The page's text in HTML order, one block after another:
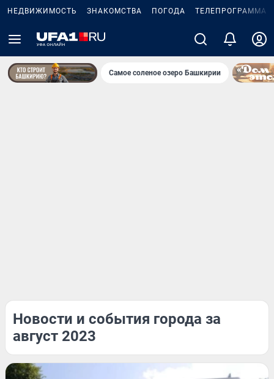
НЕДВИЖИМОСТЬ ЗНАКОМСТВА ПОГОДА ТЕЛЕПРОГРАММА
Самое соленое озеро Башкирии
Новости и события города за
август 2023